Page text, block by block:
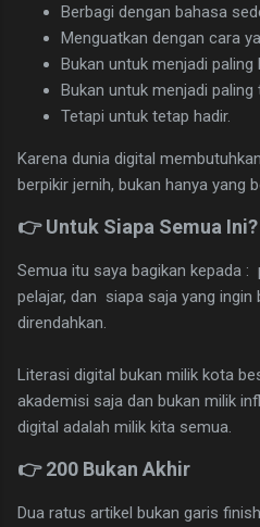
Berbagi dengan bahasa
Menguatkan dengan cara
Bukan untuk menjadi paling
Bukan untuk menjadi paling
Tetapi untuk tetap hadir.
Karena dunia digital
berpikir jernih, bukan hanya yang
👉 Untuk Siapa Semua Ini?
Semua itu saya bagikan kepada :
pelajar, dan siapa saja yang ingin
direndahkan.
Literasi digital bukan milik kota
akademisi saja dan bukan milik
digital adalah milik kita semua.
👉 200 Bukan Akhir
Dua ratus artikel bukan garis